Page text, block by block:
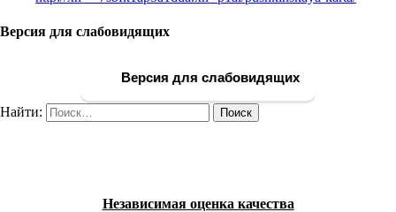
Версия для слабовидящих
Версия для слабовидящих
Найти:
Независимая оценка качества